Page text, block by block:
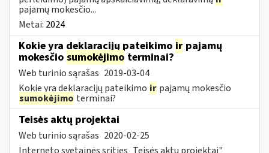
pajamų mokesčio...
Metai: 2024
Kokie yra deklaracijų pateikimo ir pajamų
mokesčio sumokėjimo terminai?
Web turinio sąrašas 2019-03-04
Kokie yra deklaracijų pateikimo ir pajamų mokesčio
sumokėjimo terminai?
Teisės aktų projektai
Web turinio sąrašas 2020-02-25
Interneto svetainės srities „Teisės aktų projektai"